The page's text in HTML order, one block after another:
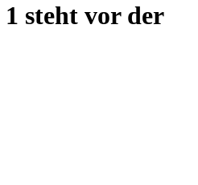
steht vor der